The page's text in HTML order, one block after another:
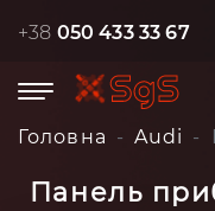
+38 050 433 33 67
Головна Audi
Панель